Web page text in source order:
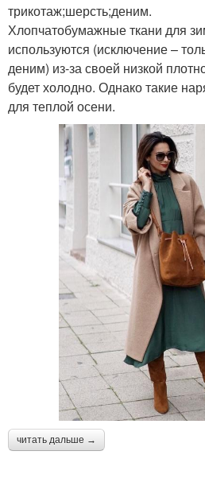
трикотаж;шерсть;деним.
Хлопчатобумажные ткани для
используются (исключение –
деним) из-за своей низкой
будет холодно. Однако такие
для теплой осени.
читать дальше →